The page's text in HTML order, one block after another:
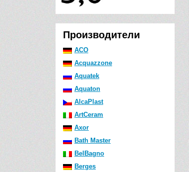
Производители
ACO
Acquazzone
Aquatek
Aquaton
AlcaPlast
ArtCeram
Axor
Bath Master
BelBagno
Berges